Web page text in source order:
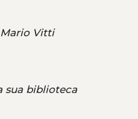
Mario Vitti
sua biblioteca